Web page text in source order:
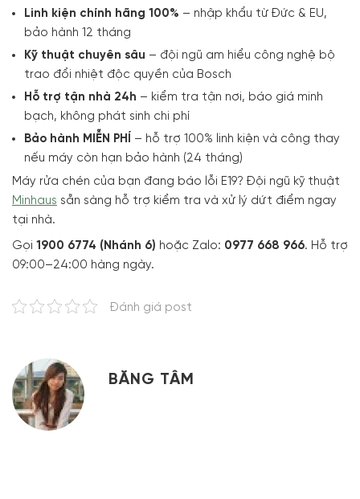
Linh kiện chính hãng 100% – nhập khẩu từ Đức & EU,
bảo hành 12 tháng
Kỹ thuật chuyên sâu – đội ngũ am hiểu công nghệ bộ
trao đổi nhiệt độc quyền của Bosch
Hỗ trợ tận nhà 24h – kiểm tra tận nơi, báo giá minh
bạch, không phát sinh chi phí
Bảo hành MIỄN PHÍ
– hỗ trợ 100% linh kiện và công thay
nếu máy còn hạn bảo hành (24 tháng)
Máy rửa chén của bạn đang báo lỗi E19? Đội ngũ kỹ thuật
Minhaus sẵn sàng hỗ trợ kiểm tra và xử lý dứt điểm ngay
tại nhà.
Gọi 1900 6774 (Nhánh 6) hoặc Zalo: 0977 668 966. Hỗ trợ
09:00–24:00 hàng ngày.
Đánh giá post
BĂNG TÂM